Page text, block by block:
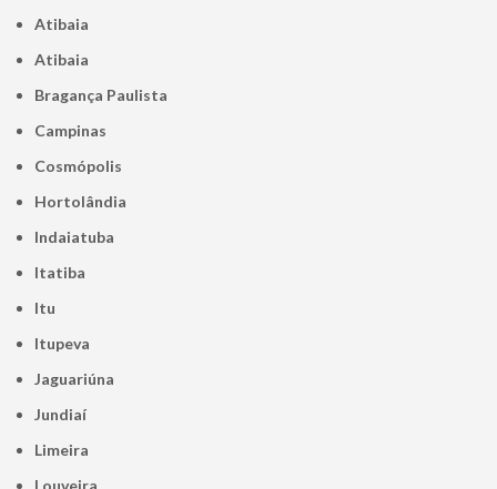
Atibaia
Atibaia
Bragança Paulista
Campinas
Cosmópolis
Hortolândia
Indaiatuba
Itatiba
Itu
Itupeva
Jaguariúna
Jundiaí
Limeira